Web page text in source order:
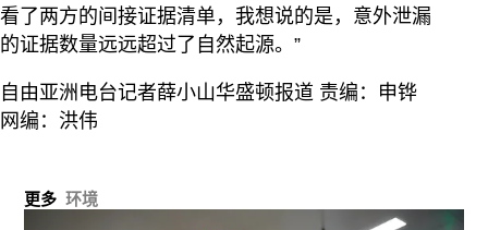
看了两方的间接证据清单，我想说的是，意外泄漏
的证据数量远远超过了自然起源。”
自由亚洲电台记者薛小山华盛顿报道 责编：申铧
网编：洪伟
更多 环境